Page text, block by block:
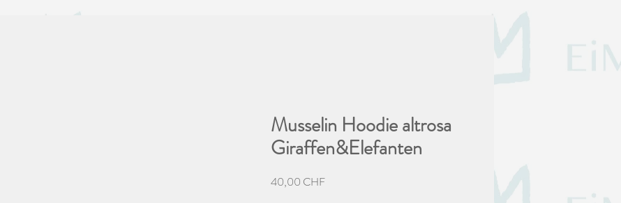
Musselin Hoodie altrosa
Giraffen&Elefanten
40,00 CHFPreis